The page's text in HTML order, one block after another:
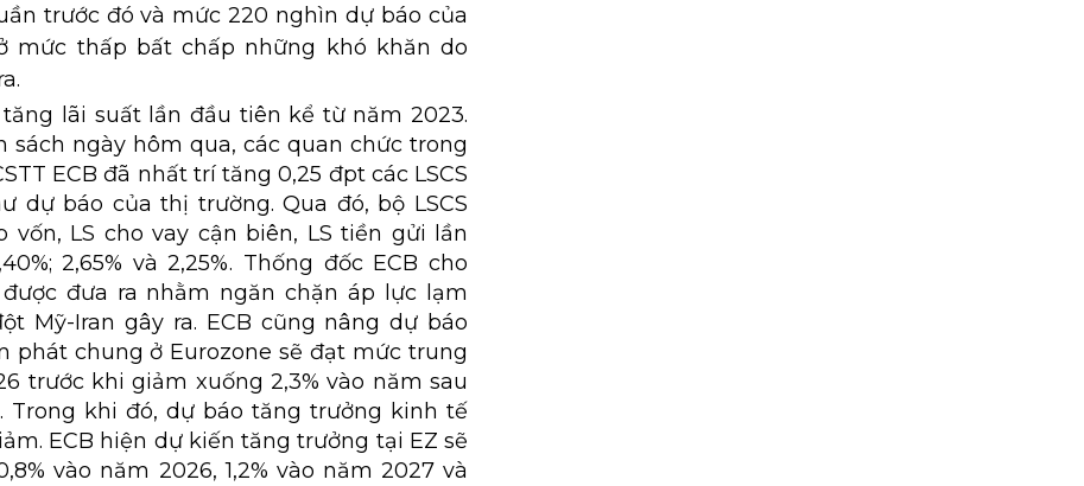
trước đó và mức 220 nghìn dự báo của
mức thấp bất chấp những khó khăn do
tăng lãi suất lần đầu tiên kể từ năm 2023.
sách ngày hôm qua, các quan chức trong
ECB đã nhất trí tăng 0,25 đpt các LSCS
dự báo của thị trường. Qua đó, bộ LSCS
vốn, LS cho vay cận biên, LS tiền gửi lần
2,65% và 2,25%. Thống đốc ECB cho
đưa ra nhằm ngăn chặn áp lực lạm
Mỹ-Iran gây ra. ECB cũng nâng dự báo
phát chung ở Eurozone sẽ đạt mức trung
trước khi giảm xuống 2,3% vào năm sau
Trong khi đó, dự báo tăng trưởng kinh tế
ECB hiện dự kiến tăng trưởng tại EZ sẽ
vào năm 2026, 1,2% vào năm 2027 và